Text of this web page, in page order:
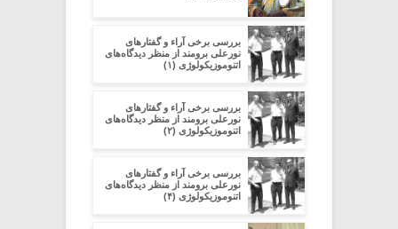
بررسی برخی آراء و گفتارهای
نورعلی برومند از منظر دیدگاه‌های
اتنوموزیکولوژی (۱)
بررسی برخی آراء و گفتارهای
نورعلی برومند از منظر دیدگاه‌های
اتنوموزیکولوژی (۲)
بررسی برخی آراء و گفتارهای
نورعلی برومند از منظر دیدگاه‌های
اتنوموزیکولوژی (۴)